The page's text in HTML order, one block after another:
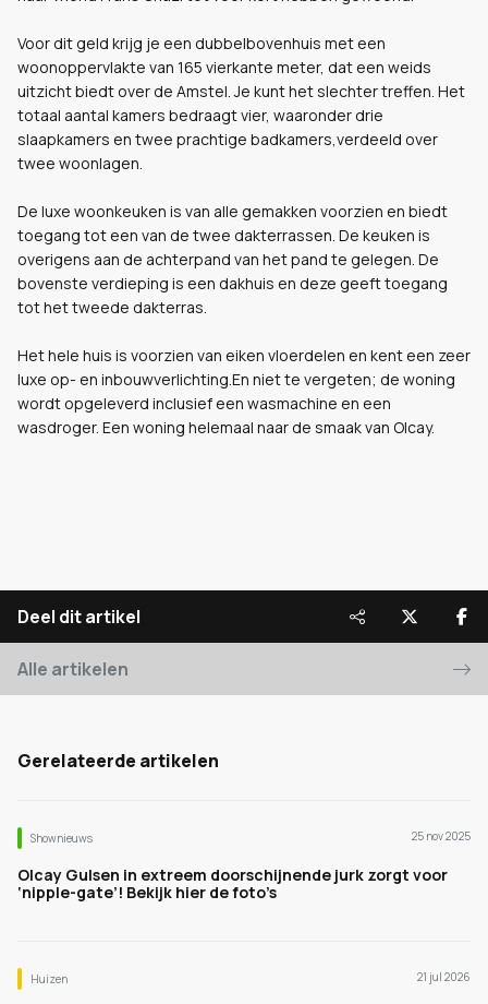
Voor dit geld krijg je een dubbelbovenhuis met een
woonoppervlakte van 165 vierkante meter, dat een weids
uitzicht biedt over de Amstel. Je kunt het slechter treffen. Het
totaal aantal kamers bedraagt vier, waaronder drie
slaapkamers en twee prachtige badkamers,verdeeld over
twee woonlagen.
De luxe woonkeuken is van alle gemakken voorzien en biedt
toegang tot een van de twee dakterrassen. De keuken is
overigens aan de achterpand van het pand te gelegen. De
bovenste verdieping is een dakhuis en deze geeft toegang
tot het tweede dakterras.
Het hele huis is voorzien van eiken vloerdelen en kent een zeer
luxe op- en inbouwverlichting.En niet te vergeten; de woning
wordt opgeleverd inclusief een wasmachine en een
wasdroger. Een woning helemaal naar de smaak van Olcay.
Deel dit artikel
Alle artikelen
Gerelateerde artikelen
Shownieuws 25 nov 2025
Olcay Gulsen in extreem doorschijnende jurk zorgt voor
‘nipple-gate’! Bekijk hier de foto’s
Huizen 21 jul 2026